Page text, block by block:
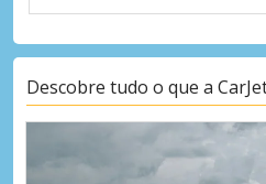
Descobre tudo o que a